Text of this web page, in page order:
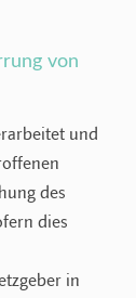
von
und
des
dies
in